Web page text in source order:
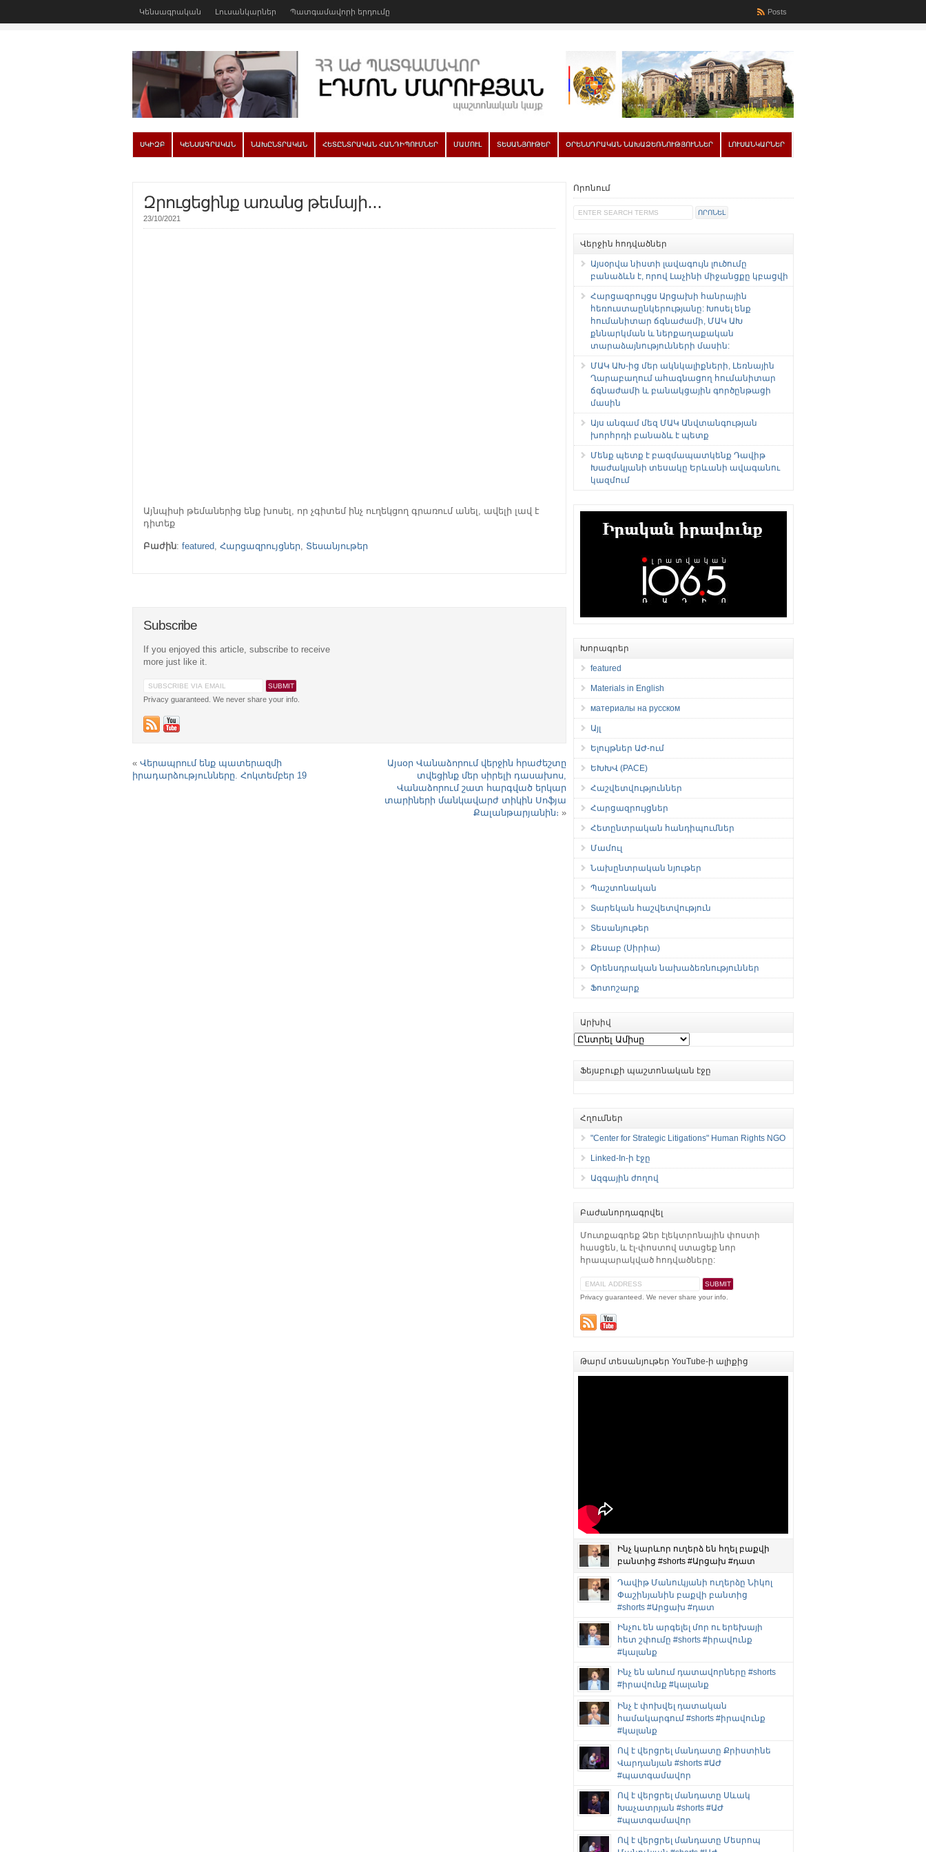
Կենսագրական Լուսանկարներ Պատգամավորի երդումը Posts
ՍԿԻԶԲ ԿԵՆՍԱԳՐԱԿԱՆ ՆԱԽԸՆՏՐԱԿԱՆ ՀԵՏԸՆՏՐԱԿԱՆ ՀԱՆԴԻՊՈՒՄՆԵՐ ՄԱՄՈՒԼ ՏԵՍԱՆՅՈՒԹԵՐ ՕՐԵՆՍԴՐԱԿԱՆ ՆԱԽԱՁԵՌՆՈՒԹՅՈՒՆՆԵՐ ԼՈՒՍԱՆԿԱՐՆԵՐ
Զրուցեցինք առանց թեմայի․․․
23/10/2021
Այնպիսի թեմաներից ենք խոսել, որ չգիտեմ ինչ ուղեկցող գրառում անել, ավելի լավ է
դիտեք
Բաժին: featured, Հարցազրույցներ, Տեսանյութեր
Subscribe
If you enjoyed this article, subscribe to receive
more just like it.
Privacy guaranteed. We never share your info.
« Վերապրում ենք պատերազմի
իրադարձությունները. Հոկտեմբեր 19
Այսօր Վանաձորում վերջին հրաժեշտը
տվեցինք մեր սիրելի դասախոս,
Վանաձորում շատ հարգված երկար
տարիների մանկավարժ տիկին Սոֆյա
Քալանթարյանին։ »
Որոնում
Վերջին հոդվածներ
Այսօրվա նիստի լավագույն լուծումը
բանաձևն է, որով Լաչինի միջանցքը կբացվի
Հարցազրույցս Արցախի հանրային
հեռուստաընկերությանը: Խոսել ենք
հումանիտար ճգնաժամի, ՄԱԿ ԱԽ
քննարկման և ներքաղաքական
տարաձայնությունների մասին:
ՄԱԿ ԱԽ-ից մեր ակնկալիքների, Լեռնային
Ղարաբաղում ահագնացող հումանիտար
ճգնաժամի և բանակցային գործընթացի
մասին
Այս անգամ մեզ ՄԱԿ Անվտանգության
խորհրդի բանաձև է պետք
Մենք պետք է բազմապատկենք Դավիթ
Խաժակյանի տեսակը Երևանի ավագանու
կազմում
Խորագրեր
featured
Materials in English
материалы на русском
Այլ
Ելույթներ ԱԺ-ում
ԵԽԽՎ (PACE)
Հաշվետվություններ
Հարցազրույցներ
Հետընտրական հանդիպումներ
Մամուլ
Նախընտրական նյութեր
Պաշտոնական
Տարեկան հաշվետվություն
Տեսանյութեր
Քեսաբ (Սիրիա)
Օրենսդրական նախաձեռնություններ
Ֆոտոշարք
Արխիվ
Արխիվ
Ֆեյսբուքի պաշտոնական էջը
Հղումներ
"Center for Strategic Litigations" Human Rights NGO
Linked-In-ի էջը
Ազգային ժողով
Բաժանորդագրվել
Մուտքագրեք Ձեր էլեկտրոնային փոստի
հասցեն, և էլ-փոստով ստացեք նոր
հրապարակված հոդվածները:
Privacy guaranteed. We never share your info.
Թարմ տեսանյութեր YouTube-ի ալիքից
Ինչ կարևոր ուղերձ են հղել բաքվի
բանտից #shorts #Արցախ #դատ
Դավիթ Մանուկյանի ուղերձը Նիկոլ
Փաշինյանին բաքվի բանտից
#shorts #Արցախ #դատ
Ինչու են արգելել մոր ու երեխայի
հետ շփումը #shorts #իրավունք
#կալանք
Ինչ են անում դատավորները #shorts
#իրավունք #կալանք
Ինչ է փոխվել դատական
համակարգում #shorts #իրավունք
#կալանք
Ով է վերցրել մանդատը Քրիստինե
Վարդանյան #shorts #ԱԺ
#պատգամավոր
Ով է վերցրել մանդատը Սևակ
Խաչատրյան #shorts #ԱԺ
#պատգամավոր
Ով է վերցրել մանդատը Մեսրոպ